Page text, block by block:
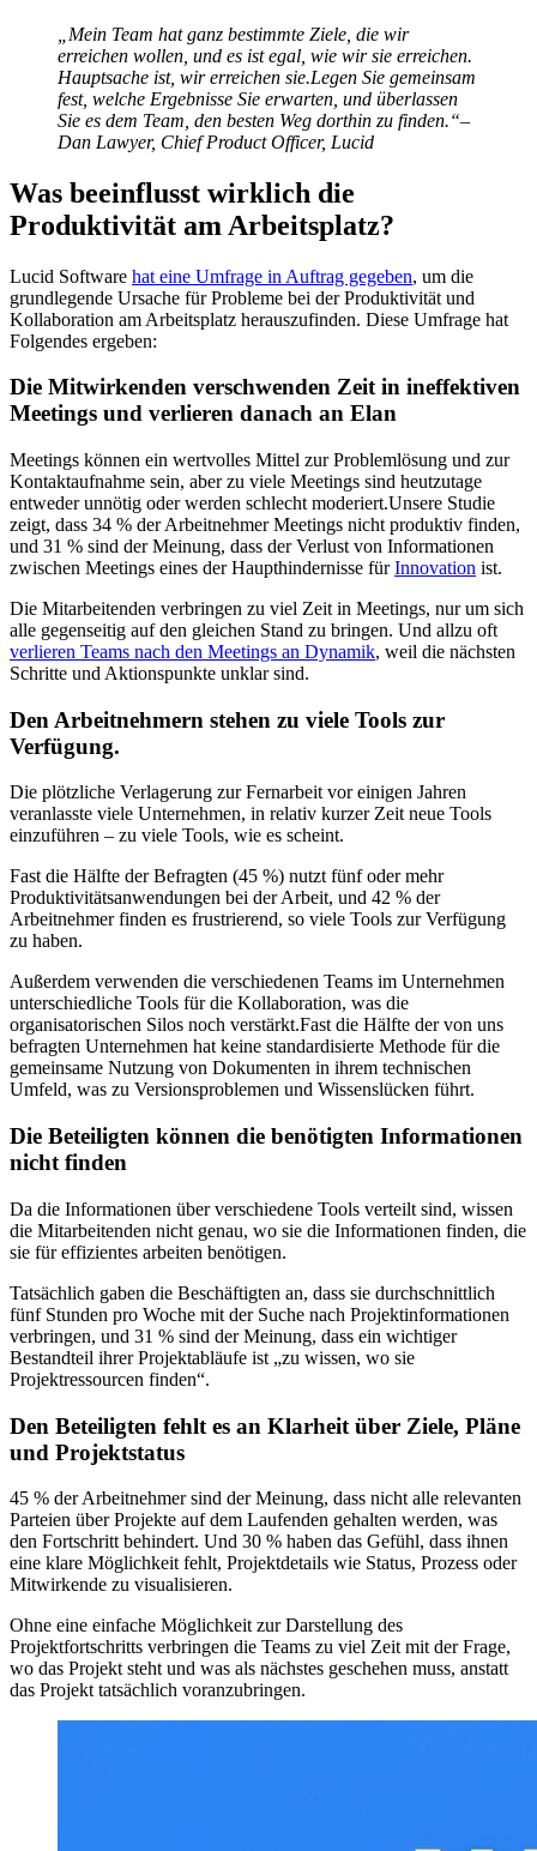
„Mein Team hat ganz bestimmte Ziele, die wir
erreichen wollen, und es ist egal, wie wir sie erreichen.
Hauptsache ist, wir erreichen sie.Legen Sie gemeinsam
fest, welche Ergebnisse Sie erwarten, und überlassen
Sie es dem Team, den besten Weg dorthin zu finden.“–
Dan Lawyer, Chief Product Officer, Lucid
Was beeinflusst wirklich die
Produktivität am Arbeitsplatz?
Lucid Software hat eine Umfrage in Auftrag gegeben, um die
grundlegende Ursache für Probleme bei der Produktivität und
Kollaboration am Arbeitsplatz herauszufinden. Diese Umfrage hat
Folgendes ergeben:
Die Mitwirkenden verschwenden Zeit in ineffektiven
Meetings und verlieren danach an Elan
Meetings können ein wertvolles Mittel zur Problemlösung und zur
Kontaktaufnahme sein, aber zu viele Meetings sind heutzutage
entweder unnötig oder werden schlecht moderiert.Unsere Studie
zeigt, dass 34 % der Arbeitnehmer Meetings nicht produktiv finden,
und 31 % sind der Meinung, dass der Verlust von Informationen
zwischen Meetings eines der Haupthindernisse fürInnovation ist.
Die Mitarbeitenden verbringen zu viel Zeit in Meetings, nur um sich
alle gegenseitig auf den gleichen Stand zu bringen. Und allzu oft
verlieren Teams nach den Meetings an Dynamik, weil die nächsten
Schritte und Aktionspunkte unklar sind.
Den Arbeitnehmern stehen zu viele Tools zur
Verfügung.
Die plötzliche Verlagerung zur Fernarbeit vor einigen Jahren
veranlasste viele Unternehmen, in relativ kurzer Zeit neue Tools
einzuführen – zu viele Tools, wie es scheint.
Fast die Hälfte der Befragten (45 %) nutzt fünf oder mehr
Produktivitätsanwendungen bei der Arbeit, und 42 % der
Arbeitnehmer finden es frustrierend, so viele Tools zur Verfügung
zu haben.
Außerdem verwenden die verschiedenen Teams im Unternehmen
unterschiedliche Tools für die Kollaboration, was die
organisatorischen Silos noch verstärkt.Fast die Hälfte der von uns
befragten Unternehmen hat keine standardisierte Methode für die
gemeinsame Nutzung von Dokumenten in ihrem technischen
Umfeld, was zu Versionsproblemen und Wissenslücken führt.
Die Beteiligten können die benötigten Informationen
nicht finden
Da die Informationen über verschiedene Tools verteilt sind, wissen
die Mitarbeitenden nicht genau, wo sie die Informationen finden, die
sie für effizientes arbeiten benötigen.
Tatsächlich gaben die Beschäftigten an, dass sie durchschnittlich
fünf Stunden pro Woche mit der Suche nach Projektinformationen
verbringen, und 31 % sind der Meinung, dass ein wichtiger
Bestandteil ihrer Projektabläufe ist „zu wissen, wo sie
Projektressourcen finden“.
Den Beteiligten fehlt es an Klarheit über Ziele, Pläne
und Projektstatus
45 % der Arbeitnehmer sind der Meinung, dass nicht alle relevanten
Parteien über Projekte auf dem Laufenden gehalten werden, was
den Fortschritt behindert. Und 30 % haben das Gefühl, dass ihnen
eine klare Möglichkeit fehlt, Projektdetails wie Status, Prozess oder
Mitwirkende zu visualisieren.
Ohne eine einfache Möglichkeit zur Darstellung des
Projektfortschritts verbringen die Teams zu viel Zeit mit der Frage,
wo das Projekt steht und was als nächstes geschehen muss, anstatt
das Projekt tatsächlich voranzubringen.